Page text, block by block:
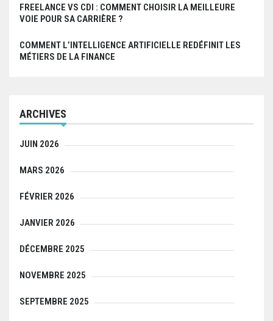
FREELANCE VS CDI : COMMENT CHOISIR LA MEILLEURE
VOIE POUR SA CARRIÈRE ?
COMMENT L’INTELLIGENCE ARTIFICIELLE REDÉFINIT LES
MÉTIERS DE LA FINANCE
ARCHIVES
JUIN 2026
MARS 2026
FÉVRIER 2026
JANVIER 2026
DÉCEMBRE 2025
NOVEMBRE 2025
SEPTEMBRE 2025